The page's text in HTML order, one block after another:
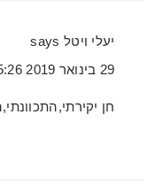
יעלי ויטל says
29 בינואר 2019 at 5:26
חן